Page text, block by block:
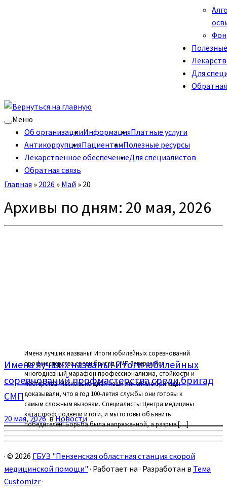
Для
Меню
Об организацииИнформацияПлатные услуги
АнтикоррупцияПациентамПолезные ресурсы
Лекарственное обеспечениеДля специалистов
Обратная связь
Главная » 2026 » Май » 20
Архивы по дням: 20 мая, 2026
Имена лучших названы! Итоги юбилейных соревнований
профмастерства среди бригад СМП Завершился
многодневный марафон профессионализма, стойкости и
мастерства! Несколько дней наши линейные бригады
доказывали, что в год 100-летия службы они готовы к
самым сложным вызовам. Специалисты Центра медицины
катастроф подвели итоги, и мы готовы объявить
победителей! Борьба была напряженной, а разрыв […]
Имена лучших названы! Итоги юбилейных
соревнований профмастерства среди бригад
СМП
20 мая, 2026вНовости
· © 2026 ГБУЗ "Пензенская областная станция скорой
медицинской помощи" · Работает на · Разработан в Тема
Customizr·